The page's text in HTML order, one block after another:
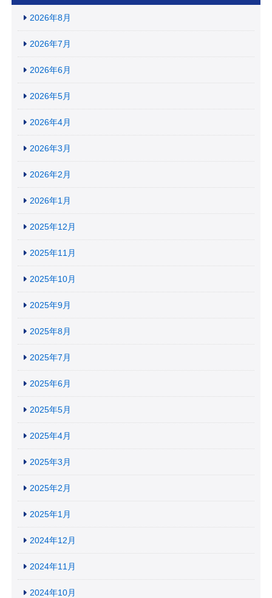
2026年8月
2026年7月
2026年6月
2026年5月
2026年4月
2026年3月
2026年2月
2026年1月
2025年12月
2025年11月
2025年10月
2025年9月
2025年8月
2025年7月
2025年6月
2025年5月
2025年4月
2025年3月
2025年2月
2025年1月
2024年12月
2024年11月
2024年10月